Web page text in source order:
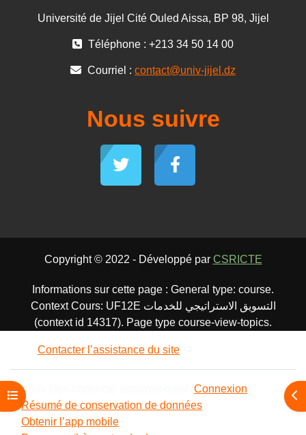
Ouvrir l’index du cours
Université de Jijel Cité Ouled Aissa, BP 98, Jijel
Téléphone : +213 34 50 14 00
Courriel : contact@univ-jijel.dz
Nous suivre
Copyright © 2022 - Développé par CSRICTE
Informations sur cette page : General type: course.
Context Cours: UF12E التسويق الاستراتيجي للخدمات
(context id 14317). Page type course-view-topics.
Contacter l’assistance du site
Vous êtes connecté anonymement ( Connexion
Résumé de conservation de données
Obtenir l’app mobile